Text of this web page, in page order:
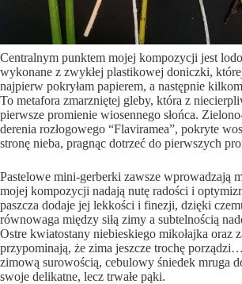
Centralnym punktem mojej kompozycji jest
wykonane z zwykłej plastikowej doniczki,
najpierw pokryłam papierem, a następnie
To metafora zmarzniętej gleby, która z
pierwsze promienie wiosennego słońca.
derenia rozłogowego “Flaviramea”, pokryte
stronę nieba, pragnąc dotrzeć do pierwszych
Pastelowe mini-gerberki zawsze wprowadzają
mojej kompozycji nadają nutę radości i
paszcza dodaje jej lekkości i finezji, dzięki
równowaga między siłą zimy a subtelnością
Ostre kwiatostany niebieskiego mikołajka oraz
przypominają, że zima jeszcze trochę
zimową surowością, cebulowy śniedek mruga
swoje delikatne, lecz trwałe pąki.